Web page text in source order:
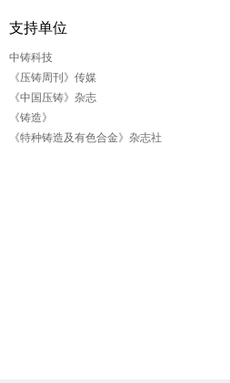
支持单位
中铸科技
《压铸周刊》传媒
《中国压铸》杂志
《铸造》
《特种铸造及有色合金》杂志社